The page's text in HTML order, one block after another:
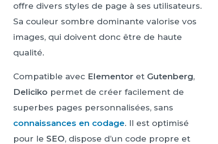
offre divers styles de page à ses utilisateurs.
Sa couleur sombre dominante valorise vos
images, qui doivent donc être de haute
qualité.
Compatible avec Elementoret Gutenberg,
Deliciko permet de créer facilement de
superbes pages personnalisées, sans
connaissances en codage. Il est optimisé
pour le SEO, dispose d’un code propre et